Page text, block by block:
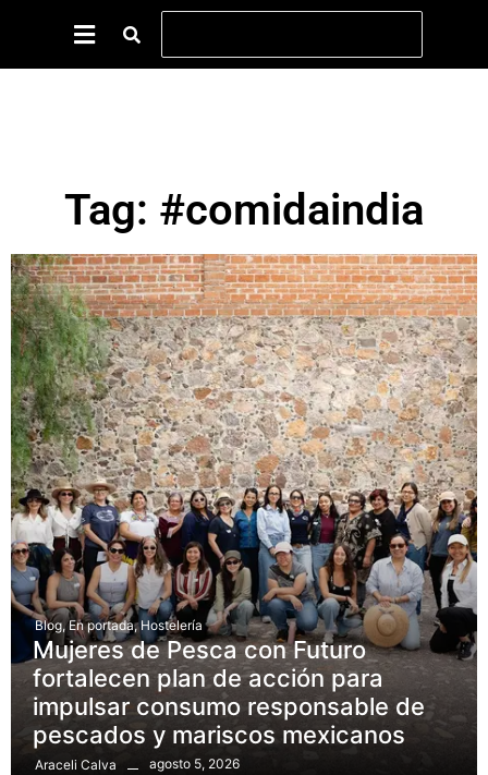
Tag: #comidaindia
Blog, En portada, Hostelería
Mujeres de Pesca con Futuro
fortalecen plan de acción para
impulsar consumo responsable de
pescados y mariscos mexicanos
Araceli Calva agosto 5, 2026